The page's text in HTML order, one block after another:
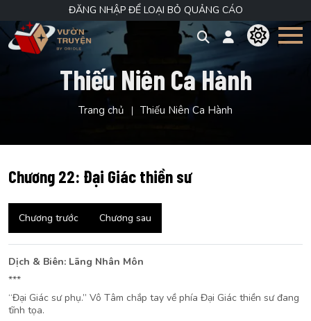
ĐĂNG NHẬP ĐỂ LOẠI BỎ QUẢNG CÁO
Thiếu Niên Ca Hành
Trang chủ Thiếu Niên Ca Hành
Chương 22: Đại Giác thiền sư
Chương trước Chương sau
Dịch & Biên: Lãng Nhân Môn
***
“Đại Giác sư phụ.” Vô Tâm chắp tay về phía Đại Giác thiền sư đang
tĩnh tọa.